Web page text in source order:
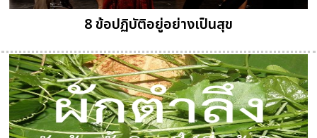
8 ข้อปฏิบัติอยู่อย่างเป็นสุข